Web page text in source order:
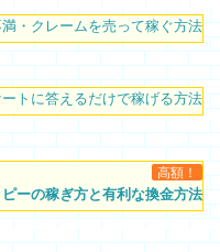
・クレームを売って稼ぐ方法
トに答えるだけで稼げる方法
高額！
ピーの稼ぎ方と有利な換金方法